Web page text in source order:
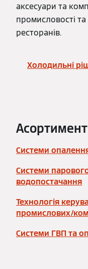
аксесуари та
промисловості та
ресторанів.
Холодильні
Асортимент
Системи
Системи
водопостачання
Технологія
промислових/
Системи ГВП та